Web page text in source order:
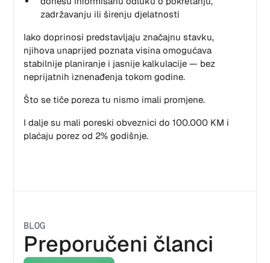
zadržavanju ili širenju djelatnosti
Iako doprinosi predstavljaju značajnu stavku,
njihova unaprijed poznata visina omogućava
stabilnije planiranje i jasnije kalkulacije — bez
neprijatnih iznenađenja tokom godine.
Što se tiče poreza tu nismo imali promjene.
I dalje su mali poreski obveznici do 100.000 KM i
plaćaju porez od 2% godišnje.
BLOG
Preporučeni članci